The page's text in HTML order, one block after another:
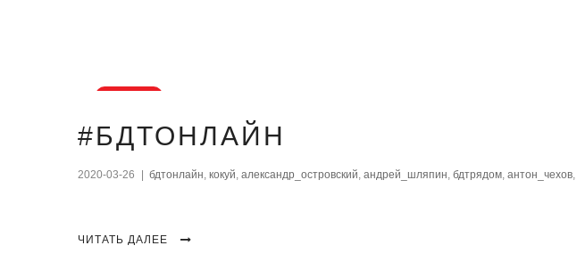
мар., 2020
#БДТОНЛАЙН
2020-03-26 бдтонлайн, кокуй, александр_островский, андрей_шляпин, бдтрядом, антон_чехов,
ЧИТАТЬ ДАЛЕЕ